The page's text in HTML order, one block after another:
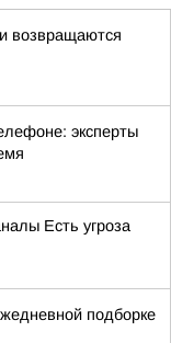
возвращаются
эксперты
Есть угроза
подборке